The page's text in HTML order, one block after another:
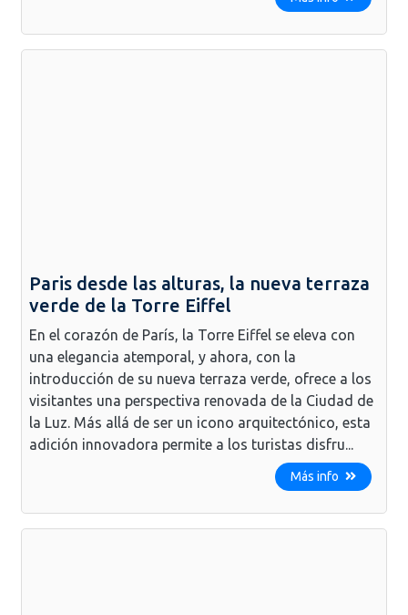
Paris desde las alturas, la nueva terraza
verde de la Torre Eiffel
En el corazón de París, la Torre Eiffel se eleva con
una elegancia atemporal, y ahora, con la
introducción de su nueva terraza verde, ofrece a los
visitantes una perspectiva renovada de la Ciudad de
la Luz. Más allá de ser un icono arquitectónico, esta
adición innovadora permite a los turistas disfru...
Más info